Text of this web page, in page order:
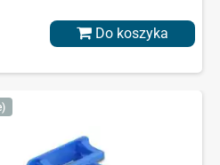
Do koszyka